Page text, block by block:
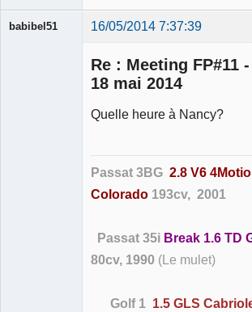
babibel51 16/05/2014 7:37:39
Re : Meeting FP#11
18 mai 2014
Quelle heure à Nancy?
Passat 3BG 2.8 V6
Colorado 193cv, 2001
Passat 35i Break 1.6 TD
80cv, 1990 (Le
Golf 1 1.5 GLS